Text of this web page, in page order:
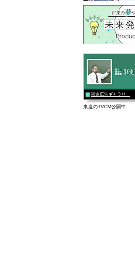
東進広告ギャラリー
東進のTVCM公開中